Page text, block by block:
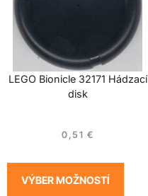
LEGO Bionicle 32171 Hádzací
disk
0,51 €
VÝBER MOŽNOSTÍ